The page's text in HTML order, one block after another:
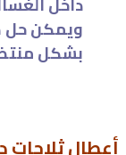
ويمكن حل
بشكل
أعطال